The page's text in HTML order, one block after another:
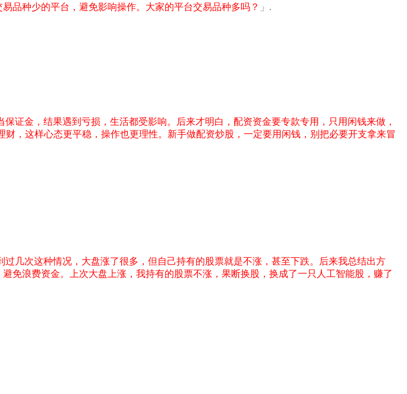
品种少的平台，避免影响操作。大家的平台交易品种多吗？ 」.
证金，结果遇到亏损，生活都受影响。后来才明白，配资资金要专款专用，只用闲钱来做，
，这样心态更平稳，操作也更理性。新手做配资炒股，一定要用闲钱，别把必要开支拿来冒
几次这种情况，大盘涨了很多，但自己持有的股票就是不涨，甚至下跌。后来我总结出方
免浪费资金。上次大盘上涨，我持有的股票不涨，果断换股，换成了一只人工智能股，赚了